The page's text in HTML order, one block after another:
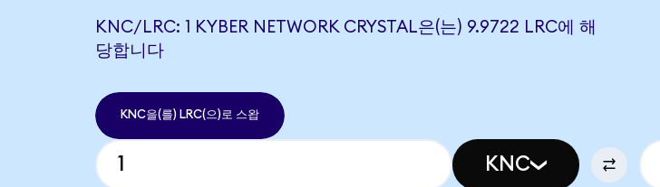
KNC/LRC: 1 KYBER NETWORK CRYSTAL은(는) 9.9722 LRC에 해
당합니다
KNC을(를) LRC(으)로 스왑
KNC